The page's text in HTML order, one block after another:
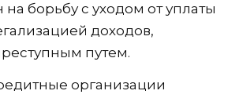
борьбу с уходом от уплаты
доходов,
путем.
организации